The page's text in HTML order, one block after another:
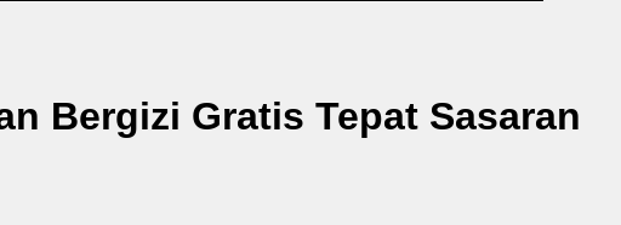
Bergizi Gratis Tepat Sasaran